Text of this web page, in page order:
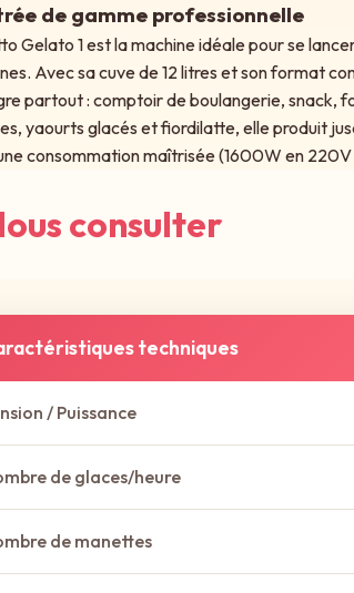
de gamme professionnelle
Gelato 1 est la machine idéale pour se
Avec sa cuve de 12 litres et son format
partout : comptoir de boulangerie, snack,
yaourts glacés et fiordilatte, elle produit
consommation maîtrisée (1600W en
consulter
techniques
/ Puissance
de glaces/heure
de manettes